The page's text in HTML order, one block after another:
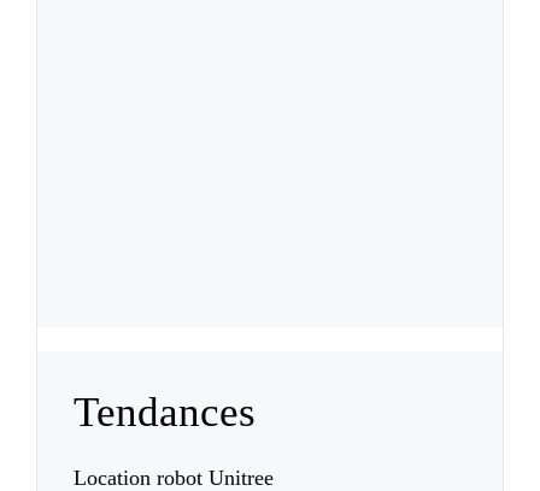
Tendances
Location robot Unitree